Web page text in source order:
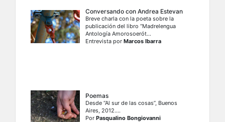
Conversando con Andrea Estevan
Breve charla con la poeta sobre la
publicación del libro “Madrelengua
Antología Amorosoerót...
Entrevista porMarcos Ibarra
Poemas
Desde “Al sur de las cosas”, Buenos
Aires, 2012....
PorPasqualino Bongiovanni